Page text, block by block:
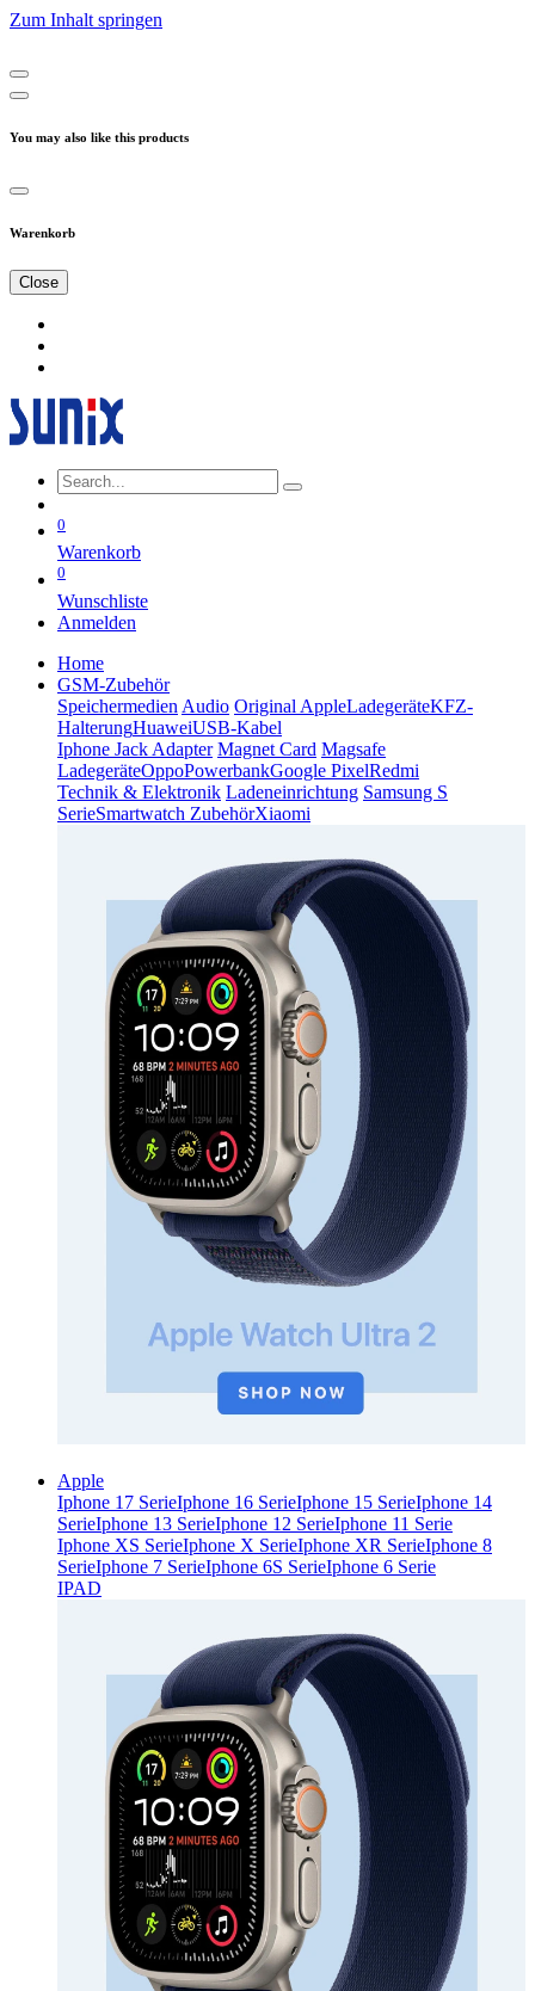
Zum Inhalt springen
You may also like this products
Warenkorb
Close
0
Warenkorb
0
Wunschliste
Anmelden
Home
GSM-Zubehör
Speichermedien Audio Original AppleLadegeräteKFZ-
HalterungHuaweiUSB-Kabel
Iphone Jack Adapter Magnet Card Magsafe
LadegeräteOppoPowerbankGoogle PixelRedmi
Technik & Elektronik Ladeneinrichtung Samsung S
SerieSmartwatch ZubehörXiaomi
Apple
Iphone 17 SerieIphone 16 SerieIphone 15 SerieIphone 14
SerieIphone 13 SerieIphone 12 SerieIphone 11 Serie
Iphone XS SerieIphone X SerieIphone XR SerieIphone 8
SerieIphone 7 SerieIphone 6S SerieIphone 6 Serie
IPAD